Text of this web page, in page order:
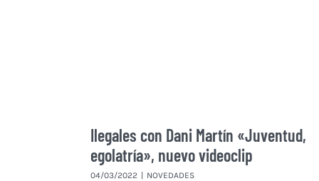
Ilegales con Dani Martín «Juventud,
egolatría», nuevo videoclip
04/03/2022 | NOVEDADES